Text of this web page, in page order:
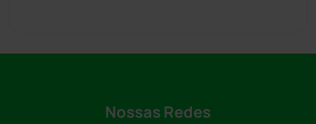
Nossas Redes